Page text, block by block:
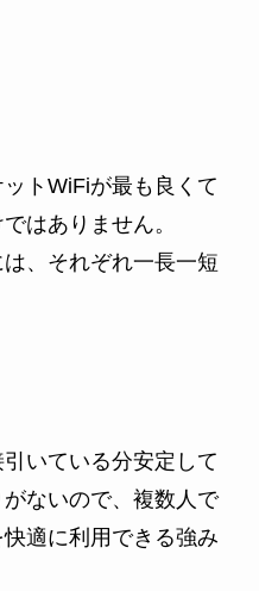
トWiFiが最も良くて
はありません。
、それぞれ一長一短
いている分安定して
ないので、複数人で
適に利用できる強み